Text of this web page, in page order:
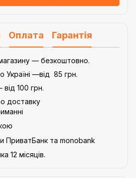
Оплата Гарантія
— безкоштовно.
—від 85 грн.
100 грн.
доставку
ПриватБанк та monobank
12 місяців.